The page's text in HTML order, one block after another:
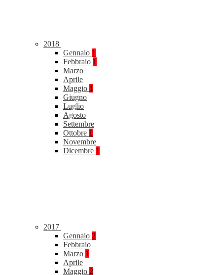
2018
Gennaio 1
Febbraio 1
Marzo
Aprile
Maggio 1
Giugno
Luglio
Agosto
Settembre
Ottobre 1
Novembre
Dicembre 1
2017
Gennaio 2
Febbraio
Marzo 1
Aprile
Maggio 2